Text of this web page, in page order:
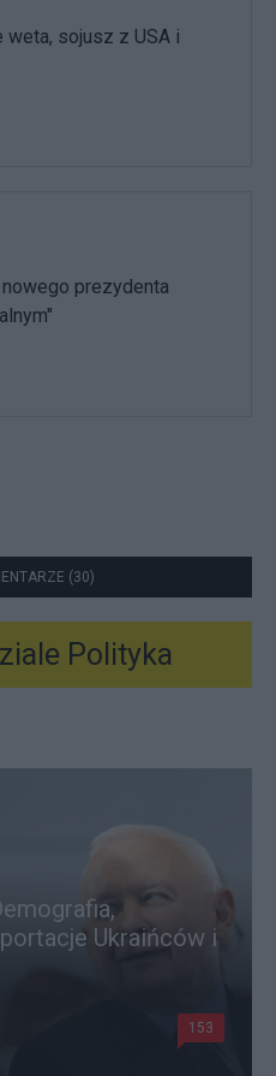
weta, sojusz z USA i
prezydenta
(30)
Polityka
Ukraińców i
153